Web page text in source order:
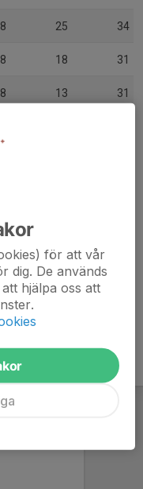
25 34
18 31
13 31
-77
0 0
för att vår
dig. De används
hjälpa oss att